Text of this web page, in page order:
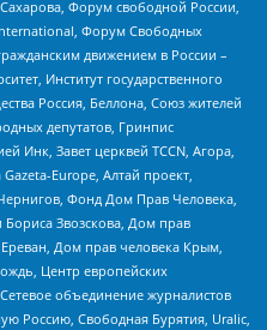
Форум свободной России,
Форум Свободных
движением в России –
Институт государственного
Россия, Беллона, Союз жителей
депутатов, Гринпис
Инк, Завет церквей TCCN, Агора,
Europe, Алтай проект,
Фонд Дом Прав Человека,
Звозскова, Дом прав
Дом прав человека Крым,
Центр европейских
объединение журналистов
Россию, Свободная Бурятия, Uralic,